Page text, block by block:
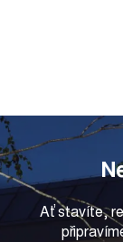
Ať stavíte,